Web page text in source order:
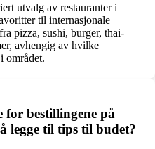
utvalg av restauranter i
til internasjonale
pizza, sushi, burger, thai-
avhengig av hvilke
området.
bestillingene på
legge til tips til budet?